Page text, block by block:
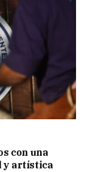
con una
y artística